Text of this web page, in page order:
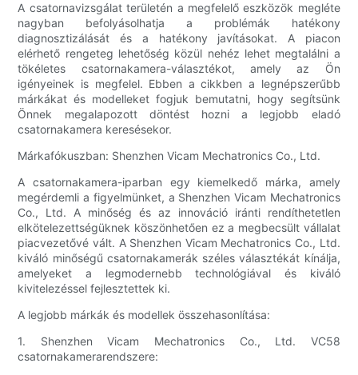
A csatornavizsgálat területén a megfelelő eszközök megléte
nagyban befolyásolhatja a problémák hatékony
diagnosztizálását és a hatékony javításokat. A piacon
elérhető rengeteg lehetőség közül nehéz lehet megtalálni a
tökéletes csatornakamera-választékot, amely az Ön
igényeinek is megfelel. Ebben a cikkben a legnépszerűbb
márkákat és modelleket fogjuk bemutatni, hogy segítsünk
Önnek megalapozott döntést hozni a legjobb eladó
csatornakamera keresésekor.
Márkafókuszban: Shenzhen Vicam Mechatronics Co., Ltd.
A csatornakamera-iparban egy kiemelkedő márka, amely
megérdemli a figyelmünket, a Shenzhen Vicam Mechatronics
Co., Ltd. A minőség és az innováció iránti rendíthetetlen
elkötelezettségüknek köszönhetően ez a megbecsült vállalat
piacvezetővé vált. A Shenzhen Vicam Mechatronics Co., Ltd.
kiváló minőségű csatornakamerák széles választékát kínálja,
amelyeket a legmodernebb technológiával és kiváló
kivitelezéssel fejlesztettek ki.
A legjobb márkák és modellek összehasonlítása:
1. Shenzhen Vicam Mechatronics Co., Ltd. VC58
csatornakamerarendszere: